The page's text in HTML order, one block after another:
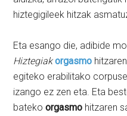
hiztegigileek hitzak
Eta esango die, adibide
Hiztegiak orgasmo
egiteko erabilitako
izango ez zen eta. Eta
batekoorgasmo hitzaren